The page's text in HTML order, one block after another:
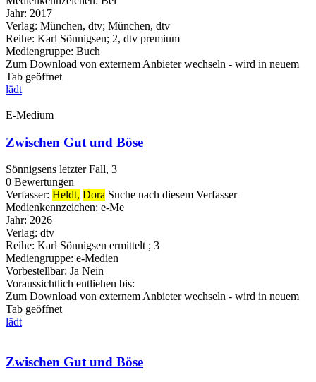
Jahr: 2017
Verlag: München, dtv; München, dtv
Reihe: Karl Sönnigsen; 2, dtv premium
Mediengruppe: Buch
Zum Download von externem Anbieter wechseln - wird in neuem
Tab geöffnet
lädt
E-Medium
Zwischen Gut und Böse
Sönnigsens letzter Fall, 3
0 Bewertungen
Verfasser: Heldt, Dora Suche nach diesem Verfasser
Medienkennzeichen: e-Me
Jahr: 2026
Verlag: dtv
Reihe: Karl Sönnigsen ermittelt ; 3
Mediengruppe: e-Medien
Vorbestellbar: Ja Nein
Voraussichtlich entliehen bis:
Zum Download von externem Anbieter wechseln - wird in neuem
Tab geöffnet
lädt
Zwischen Gut und Böse